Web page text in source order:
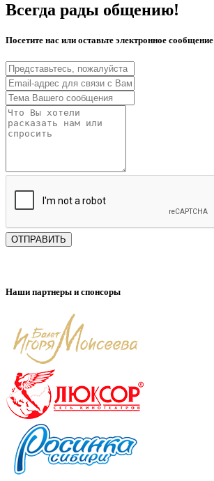
Всегда рады общению!
Посетите нас или оставьте электронное сообщение
ОТПРАВИТЬ
Наши партнеры и спонсоры